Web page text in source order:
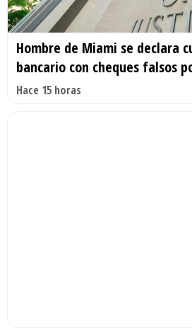
Hombre de Miami se declara
bancario con cheques falsos
Hace 15 horas